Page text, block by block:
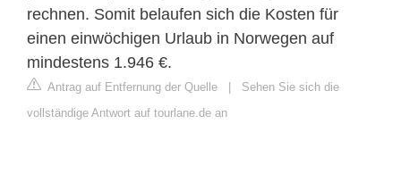
rechnen. Somit belaufen sich die Kosten für
einen einwöchigen Urlaub in Norwegen auf
mindestens 1.946 €.
Antrag auf Entfernung der Quelle | Sehen Sie sich die
vollständige Antwort auf tourlane.de an